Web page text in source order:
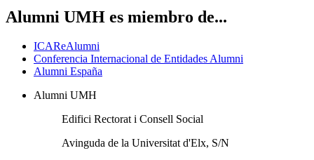
Alumni UMH es miembro de...
ICAReAlumni
Conferencia Internacional de Entidades Alumni
Alumni España
Alumni UMH
Edifici Rectorat i Consell Social
Avinguda de la Universitat d'Elx, S/N